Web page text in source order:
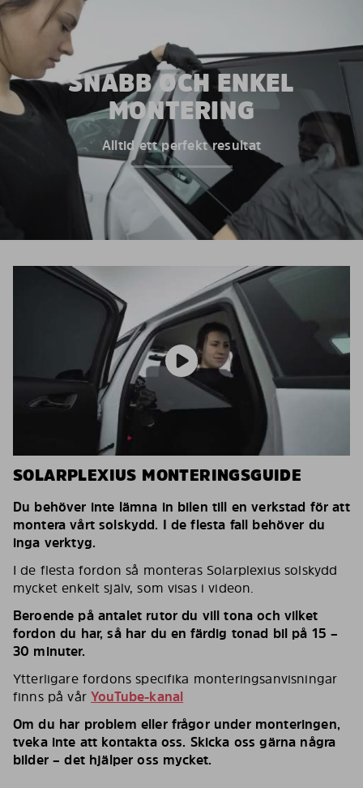
SNABB OCH ENKEL
MONTERING
Alltid ett perfekt resultat
SOLARPLEXIUS MONTERINGSGUIDE
Du behöver inte lämna in bilen till en verkstad för att
montera vårt solskydd. I de flesta fall behöver du
inga verktyg.
I de flesta fordon så monteras Solarplexius solskydd
mycket enkelt själv, som visas i videon.
Beroende på antalet rutor du vill tona och vilket
fordon du har, så har du en färdig tonad bil på 15 –
30 minuter.
Ytterligare fordons specifika monteringsanvisningar
finns på vårYouTube-kanal
Om du har problem eller frågor under monteringen,
tveka inte att kontakta oss. Skicka oss gärna några
bilder – det hjälper oss mycket.